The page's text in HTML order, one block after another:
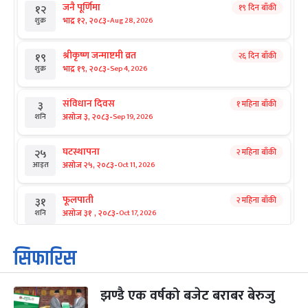
१२
शुक्र
जनै पूर्णिमा
भाद्र १२, २०८३-Aug 28, 2026
१९ दिन बाँकी
१९
शुक्र
श्रीकृष्ण जन्माष्टमी व्रत
भाद्र १९, २०८३-Sep 4, 2026
२६ दिन बाँकी
३
शनि
संविधान दिवस
असोज ३, २०८३-Sep 19, 2026
१ महिना बाँकी
२५
आइत
घटस्थापना
असोज २५, २०८३-Oct 11, 2026
२ महिना बाँकी
३१
शनि
फूलपाती
असोज ३१ , २०८३-Oct 17, 2026
२ महिना बाँकी
१
आइत
कार्तिक सङ्क्रान्ति
कार्तिक १, २०८३
३ महानवमी २ महिना बाँकी
सिफारिस
झण्डै एक वर्षको बजेट बराबर बेरुजु